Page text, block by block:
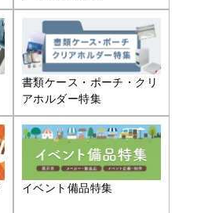
書類ケース・ポーチ・クリ
アホルダー特集
イベント備品特集